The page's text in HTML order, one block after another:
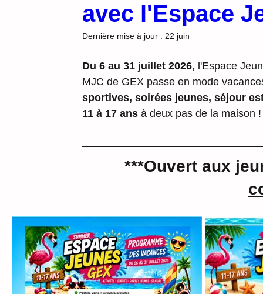
LUDOTHEQUEavec l'Espace
Dernière mise à jour : 22 juin
Du 6 au 31 juillet 2026, l'Espace
MJC de GEX passe en mode
sportives, soirées jeunes, séjour
11 à 17 ans à deux pas de la maison !
***Ouvert aux